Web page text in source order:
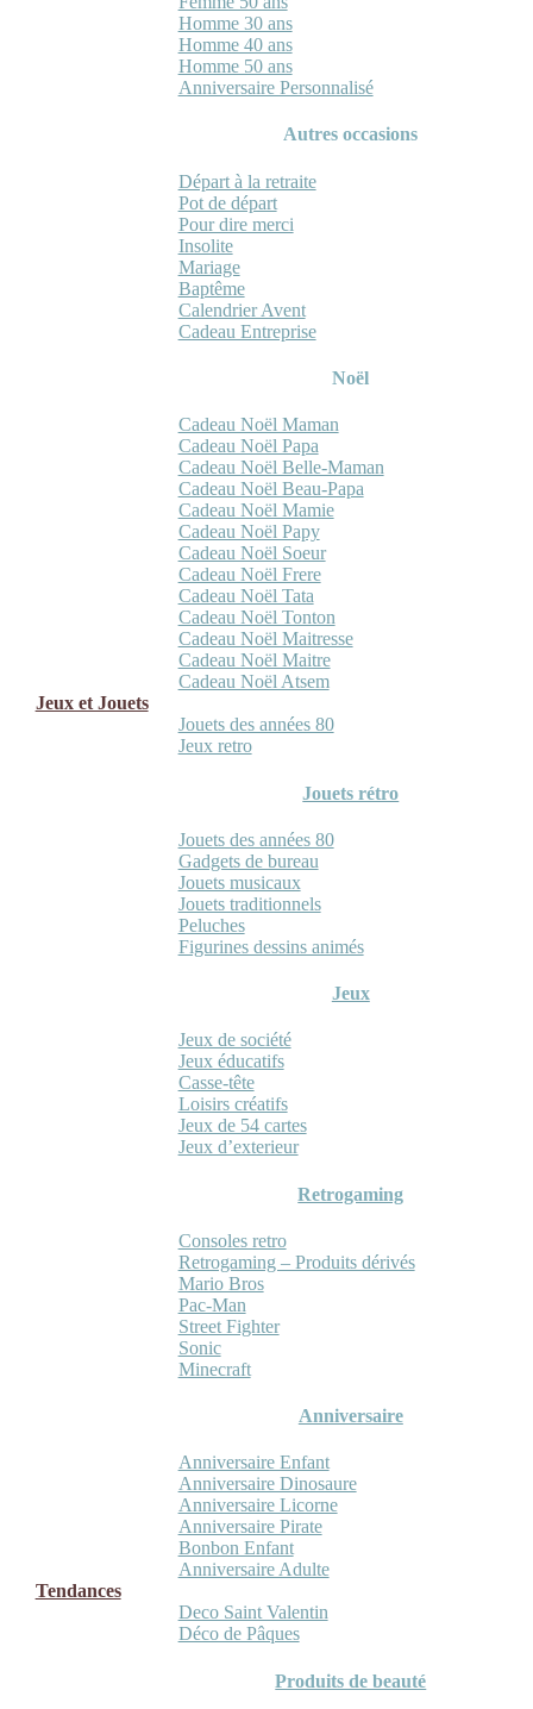
Homme 30 ans
Homme 40 ans
Homme 50 ans
Anniversaire Personnalisé
Autres occasions
Départ à la retraite
Pot de départ
Pour dire merci
Insolite
Mariage
Baptême
Calendrier Avent
Cadeau Entreprise
Noël
Cadeau Noël Maman
Cadeau Noël Papa
Cadeau Noël Belle-Maman
Cadeau Noël Beau-Papa
Cadeau Noël Mamie
Cadeau Noël Papy
Cadeau Noël Soeur
Cadeau Noël Frere
Cadeau Noël Tata
Cadeau Noël Tonton
Cadeau Noël Maitresse
Cadeau Noël Maitre
Cadeau Noël Atsem
Jeux et Jouets
Jouets des années 80
Jeux retro
Jouets rétro
Jouets des années 80
Gadgets de bureau
Jouets musicaux
Jouets traditionnels
Peluches
Figurines dessins animés
Jeux
Jeux de société
Jeux éducatifs
Casse-tête
Loisirs créatifs
Jeux de 54 cartes
Jeux d’exterieur
Retrogaming
Consoles retro
Retrogaming – Produits dérivés
Mario Bros
Pac-Man
Street Fighter
Sonic
Minecraft
Anniversaire
Anniversaire Enfant
Anniversaire Dinosaure
Anniversaire Licorne
Anniversaire Pirate
Bonbon Enfant
Anniversaire Adulte
Tendances
Deco Saint Valentin
Déco de Pâques
Produits de beauté